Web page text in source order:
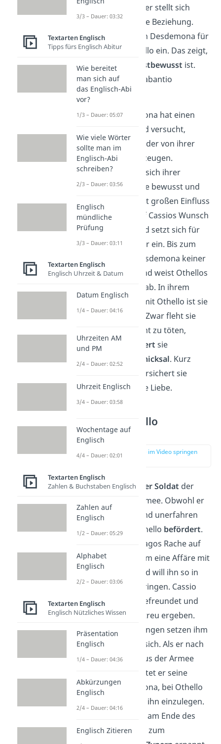
geheiratet. Ihr Vater stellt sich
zunächst gegen die Beziehung.
Dennoch setzt sich Desdemona für
ihre Liebe zu Othello ein. Das zeigt,
dass sie sehr
selbstbewusst ist.
Deswegen gibt Brabantio
schließlich nach.
Die Figur Desdemona hat einen
und versucht,
Othello immer wieder von ihrer
Unschuld zu überzeugen.
Gleichzeitig ist sie sich ihrer
Stellung als Adelige bewusst und
weiß, dass ihr Wort großen Einfluss
hat. Sie spricht auf Cassios Wunsch
hin mit Othello und setzt sich für
den jungen Offizier ein. Bis zum
Schluss ist sich Desdemona keiner
Schuld bewusst und weist Othellos
Anschuldigungen ab. In ihrem
letzten Gespräch mit Othello ist sie
aber ziemlich still. Zwar fleht sie
Othello an, sie nicht zu töten,
allerdingsakzeptiert sie
letztendlich ihr
Schicksal. Kurz
bevor sie stirbt, versichert sie
Othello erneut ihre Liebe.
Cassio – Othello
Characters
zur Stelle im Video springen
(04:26)
Cassio ist einjunger Soldat der
venezianischen Armee. Obwohl er
noch recht jung und unerfahren
ist, wird er von Othello befördert.
Dadurch zieht er Jagos Rache auf
sich. Jago hängt ihm eine Affäre mit
Desdemona an und will ihn so in
Schwierigkeiten bringen. Cassio
und Othelo sind befreundet und
Cassio ist Othello treu ergeben.
Jagos Anschuldigungen setzen ihm
zu und er schämt sich. Als er nach
einer Schlägerei aus der Armee
entlassen wird, bittet er seine
Freundin Desdemona, bei Othello
ein gutes Wort für ihn einzulegen.
Nach Othellos Tod am Ende des
Stücks wird Cassio zum
3/3 – Dauer: 03:32
Textarten Englisch
Tipps fürs Englisch Abitur
Wie bereitet
man sich auf
das Englisch-Abi
vor?
1/3 – Dauer: 05:07
Wie viele Wörter
sollte man im
Englisch-Abi
schreiben?
2/3 – Dauer: 03:56
Englisch
mündliche
Prüfung
3/3 – Dauer: 03:11
Textarten Englisch
Englisch Uhrzeit & Datum
Datum Englisch
1/4 – Dauer: 04:16
Uhrzeiten AM
und PM
2/4 – Dauer: 02:52
Uhrzeit Englisch
3/4 – Dauer: 03:58
Wochentage auf
Englisch
4/4 – Dauer: 02:01
Textarten Englisch
Zahlen & Buchstaben Englisch
Zahlen auf
Englisch
1/2 – Dauer: 05:29
Alphabet
Englisch
2/2 – Dauer: 03:06
Textarten Englisch
Englisch Nützliches Wissen
Präsentation
Englisch
1/4 – Dauer: 04:36
Abkürzungen
Englisch
2/4 – Dauer: 04:16
Englisch Zitieren